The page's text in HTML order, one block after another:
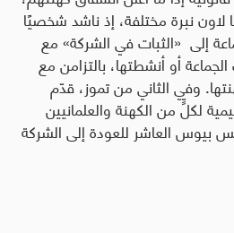
لاون نبرة مختلفة، إذ ناشد شخصيًا
إلى «الثبات في الشركة» مع
أو أنشطتها، بالتزامن مع
وفي الثاني من تموز، قدّم
لكلٍّ من الكهنة والعلمانيين
بيوس العاشر للعودة إلى الشركة